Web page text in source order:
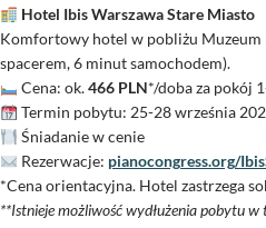
Hotel Ibis Warszawa Stare Miasto
Komfortowy hotel w pobliżu
spacerem, 6 minut samochodem).
Cena: ok.466 PLN*/doba za pokój
Termin pobytu: 25-28 września
Śniadanie w cenie
Rezerwacje: pianocongress.org/
*Cena orientacyjna. Hotel zastrzega
**Istnieje możliwość wydłużenia pobytu